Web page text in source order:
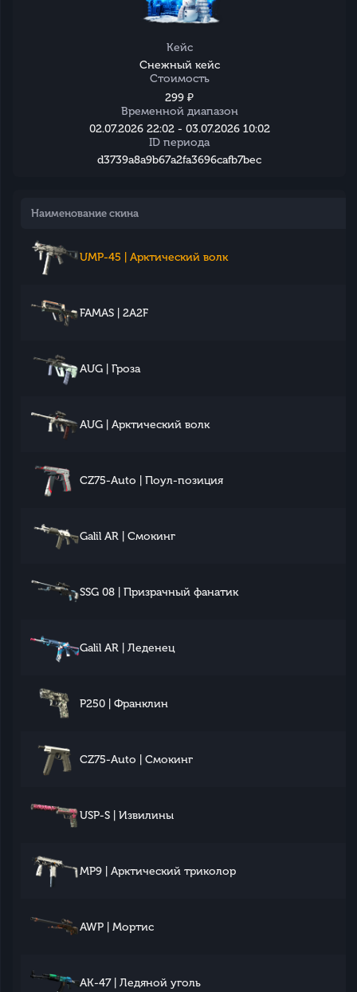
Кейс
Снежный кейс
Стоимость
299 ₽
Временной диапазон
02.07.2026 22:02 - 03.07.2026 10:02
ID периода
d3739a8a9b67a2fa3696cafb7bec
Наименование скина
UMP-45 | Арктический волк
FAMAS | 2A2F
AUG | Гроза
AUG | Арктический волк
CZ75-Auto | Поул-позиция
Galil AR | Смокинг
SSG 08 | Призрачный фанатик
Galil AR | Леденец
P250 | Франклин
CZ75-Auto | Смокинг
USP-S | Извилины
MP9 | Арктический триколор
AWP | Мортис
AK-47 | Ледяной уголь